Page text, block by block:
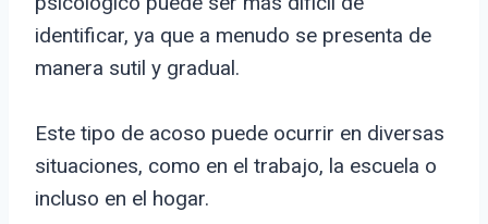
identificar, ya que a menudo se presenta de
manera sutil y gradual.
Este tipo de acoso puede ocurrir en diversas
situaciones, como en el trabajo, la escuela o
incluso en el hogar.